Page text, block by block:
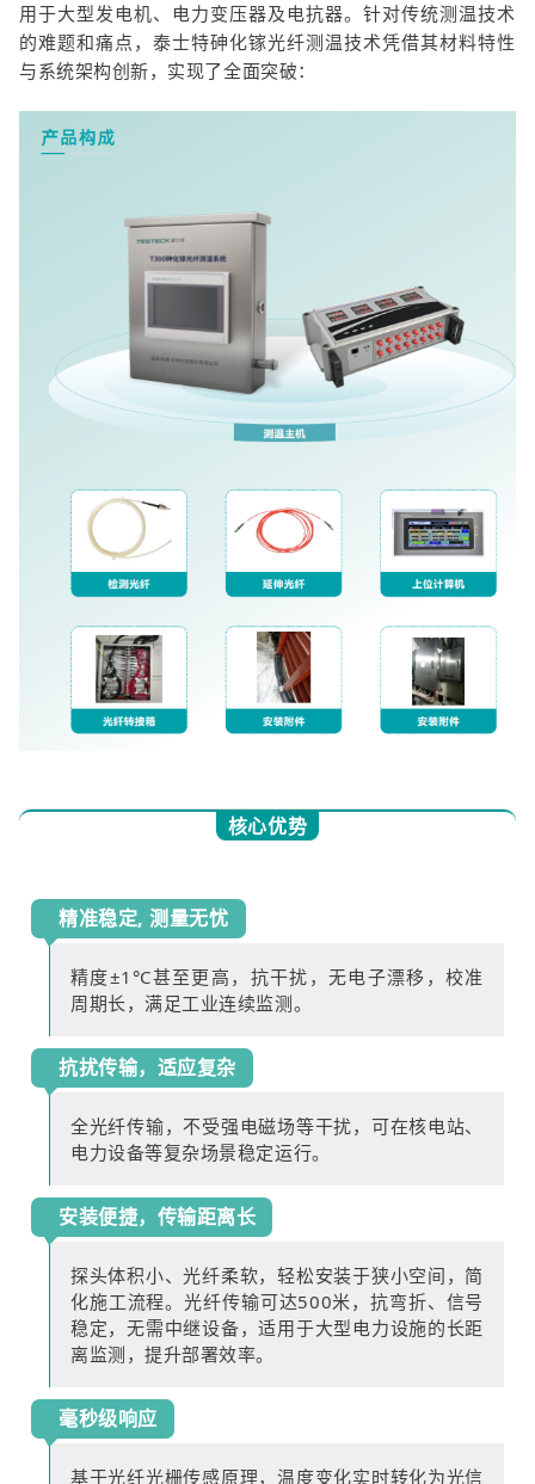
用于大型发电机、电力变压器及电抗器。针对传统测温技术
的难题和痛点，泰士特砷化镓光纤测温技术凭借其材料特性
与系统架构创新，实现了全面突破：
核心优势
精准稳定, 测量无忧
精度±1°C甚至更高，抗干扰，无电子漂移，校准
周期长，满足工业连续监测。
抗扰传输，适应复杂
全光纤传输，不受强电磁场等干扰，可在核电站、
电力设备等复杂场景稳定运行。
安装便捷，传输距离长
探头体积小、光纤柔软，轻松安装于狭小空间，简
化施工流程。光纤传输可达500米，抗弯折、信号
稳定，无需中继设备，适用于大型电力设施的长距
离监测，提升部署效率。
毫秒级响应
基于光纤光栅传感原理，温度变化实时转化为光信